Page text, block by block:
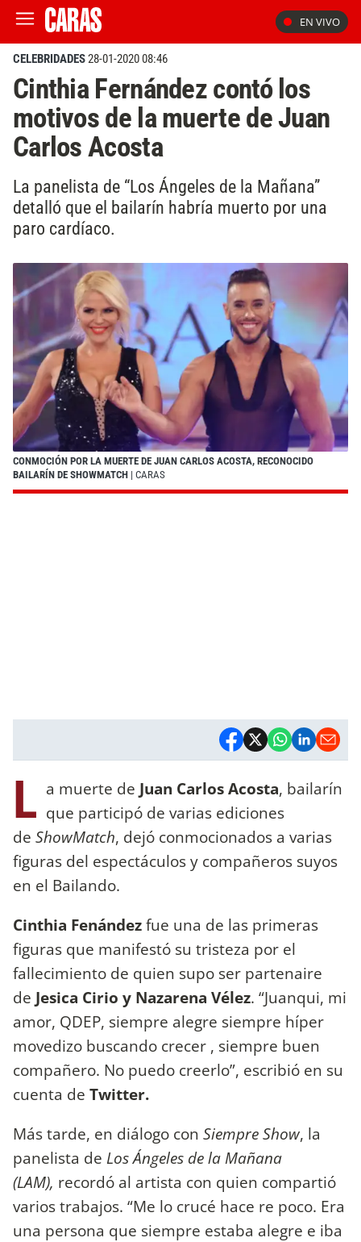
EN VIVO
CELEBRIDADES28-01-2020 08:46
Cinthia Fernández contó los
motivos de la muerte de Juan
Carlos Acosta
La panelista de “Los Ángeles de la Mañana”
detalló que el bailarín habría muerto por una
paro cardíaco.
CONMOCIÓN POR LA MUERTE DE JUAN CARLOS ACOSTA, RECONOCIDO
BAILARÍN DE SHOWMATCH | CARAS
L a muerte de Juan Carlos Acosta, bailarín
que participó de varias ediciones
de ShowMatch, dejó conmocionados a varias
figuras del espectáculos y compañeros suyos
en el Bailando.
Cinthia Fenándezfue una de las primeras
figuras que manifestó su tristeza por el
fallecimiento de quien supo ser partenaire
de Jesica Cirio y Nazarena Vélez. “Juanqui, mi
amor, QDEP, siempre alegre siempre híper
movedizo buscando crecer , siempre buen
compañero. No puedo creerlo”, escribió en su
cuenta de Twitter.
Más tarde, en diálogo con Siempre Show, la
panelista de Los Ángeles de la Mañana
(LAM), recordó al artista con quien compartió
varios trabajos. “Me lo crucé hace re poco. Era
una persona que siempre estaba alegre e iba